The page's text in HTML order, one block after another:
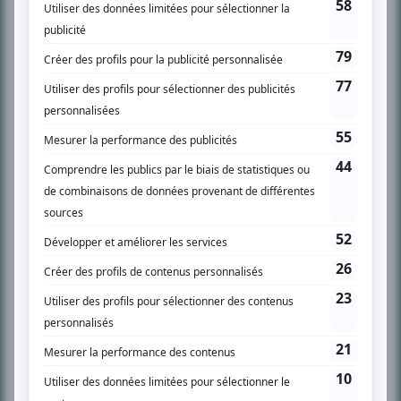
SUR LE RÉSEAU BIZZ MÉDIA
PLAN DU SITE
Accueil
Liste des oeuvres
Recherche avancée
À propos
Nous contacter
Termes et conditions
Politique de confidentialité
Gestion du consentement